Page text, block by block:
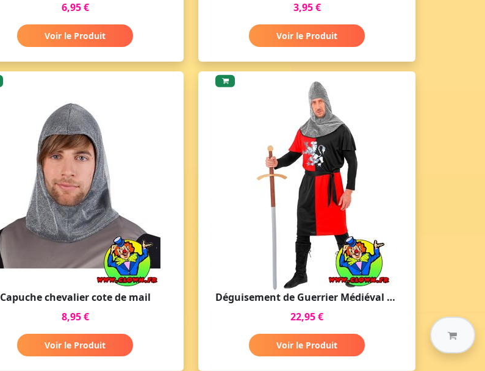
6,95 €
Voir le Produit
3,95 €
Voir le Produit
Capuche chevalier cote de mail
8,95 €
Voir le Produit
Déguisement de Guerrier Médiéval Rouge pour Homme - Fêtes et Histoire
22,95 €
Voir le Produit